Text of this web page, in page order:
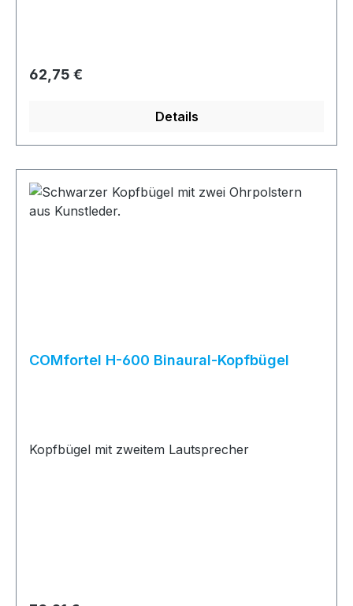
Regulärer Preis:
62,75 €
Details
COMfortel H-600 Binaural-Kopfbügel
Kopfbügel mit zweitem Lautsprecher